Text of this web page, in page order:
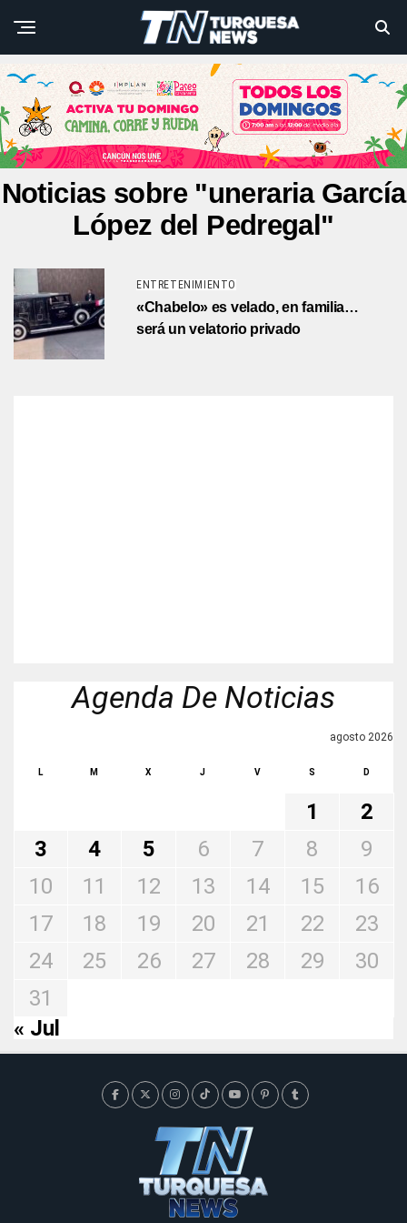
Noticias sobre "uneraria García
López del Pedregal"
ENTRETENIMIENTO
«Chabelo» es velado, en familia…
será un velatorio privado
Agenda De Noticias
agosto 2026
L M X J V S D
1
2
3
4 5 6 7 8
9
10
11 12 13 14 15
16
17
18 19 20 21 22
23
24
25 26 27 28 29
30
31
« Jul